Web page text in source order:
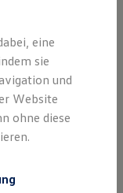
eine
sie
und
Website
ohne diese